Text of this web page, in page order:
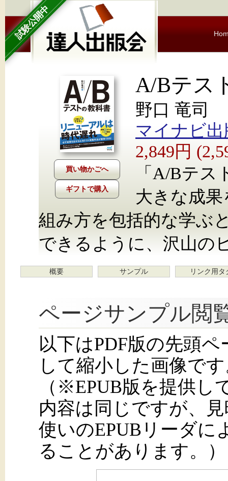
試験公開中
ギフトで購入
A/Bテス
野口 竜司
マイナビ出
2,849円
「A/Bテ
大きな成
組み方を包括的な学ぶ
できるように、沢山の
概要 サンプル リンク用タ
ページサンプル閲
以下はPDF版の先頭
して縮小した画像で
（※EPUB版を提供し
内容は同じですが、
使いのEPUBリーダに
ることがあります。）